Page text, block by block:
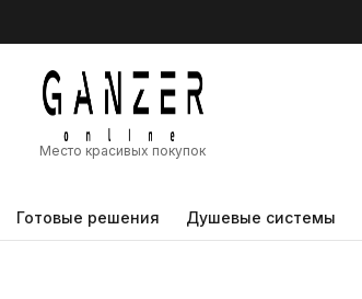
Место красивых покупок
Готовые решения Душевые системы